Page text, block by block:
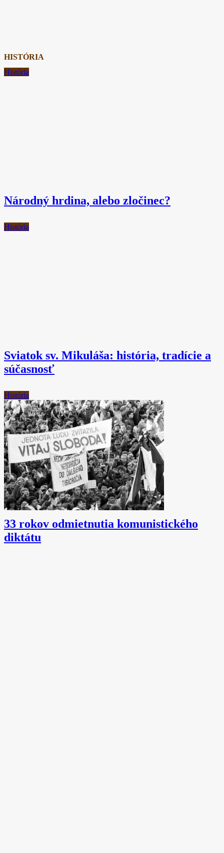
HISTÓRIA
História
Národný hrdina, alebo zločinec?
História
Sviatok sv. Mikuláša: história, tradície a
súčasnosť
História
33 rokov odmietnutia komunistického
diktátu